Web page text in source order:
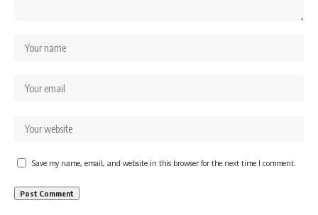
Save my name, email, and website in this browser for the next time I comment.